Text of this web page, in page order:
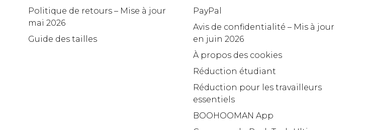
Politique de retours – Mise à jour
mai 2026
Guide des tailles
PayPal
Avis de confidentialité – Mis à jour
en juin 2026
À propos des cookies
Réduction étudiant
Réduction pour les travailleurs
essentiels
BOOHOOMAN App